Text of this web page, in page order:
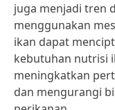
juga menjadi tren
menggunakan
ikan dapat
kebutuhan nutrisi
meningkatkan
dan mengurangi